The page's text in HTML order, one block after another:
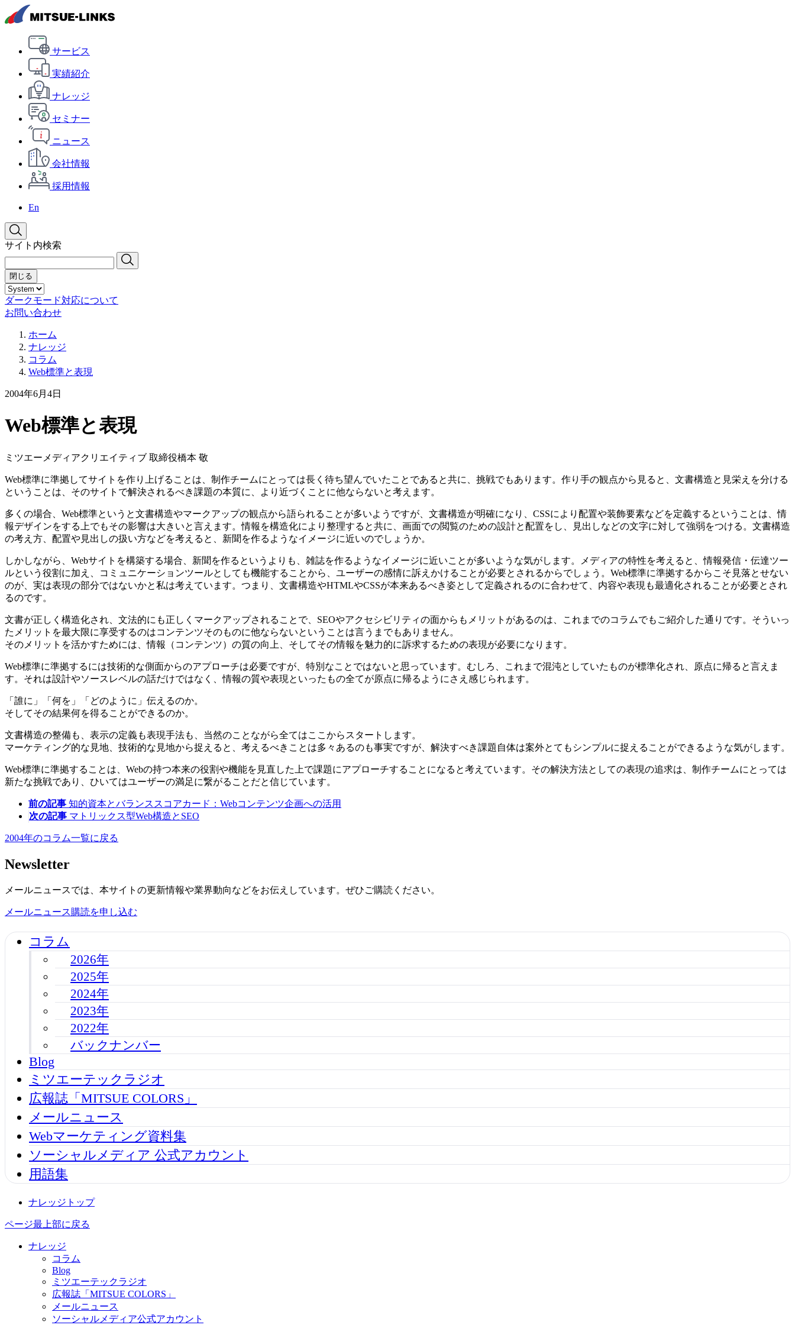
サービス
実績紹介
ナレッジ
セミナー
ニュース
会社情報
採用情報
En
サイト内検索
閉じる
ダークモード対応について
お問い合わせ
ホーム
ナレッジ
コラム
Web標準と表現
2004年6月4日
Web標準と表現
ミツエーメディアクリエイティブ 取締役橋本 敬
Web標準に準拠してサイトを作り上げることは、制作チームにとっては長く待ち望んでいたことであると共に、挑戦でもあります。作り手の観点から見ると、文書構造と見栄えを分ける
ということは、そのサイトで解決されるべき課題の本質に、より近づくことに他ならないと考えます。
多くの場合、Web標準というと文書構造やマークアップの観点から語られることが多いようですが、文書構造が明確になり、CSSにより配置や装飾要素などを定義するということは、情
報デザインをする上でもその影響は大きいと言えます。情報を構造化により整理すると共に、画面での閲覧のための設計と配置をし、見出しなどの文字に対して強弱をつける。文書構造
の考え方、配置や見出しの扱い方などを考えると、新聞を作るようなイメージに近いのでしょうか。
しかしながら、Webサイトを構築する場合、新聞を作るというよりも、雑誌を作るようなイメージに近いことが多いような気がします。メディアの特性を考えると、情報発信・伝達ツー
ルという役割に加え、コミュニケーションツールとしても機能することから、ユーザーの感情に訴えかけることが必要とされるからでしょう。Web標準に準拠するからこそ見落とせない
のが、実は表現の部分ではないかと私は考えています。つまり、文書構造やHTMLやCSSが本来あるべき姿として定義されるのに合わせて、内容や表現も最適化されることが必要とされ
るのです。
文書が正しく構造化され、文法的にも正しくマークアップされることで、SEOやアクセシビリティの面からもメリットがあるのは、これまでのコラムでもご紹介した通りです。そういっ
たメリットを最大限に享受するのはコンテンツそのものに他ならないということは言うまでもありません。
そのメリットを活かすためには、情報（コンテンツ）の質の向上、そしてその情報を魅力的に訴求するための表現が必要になります。
Web標準に準拠するには技術的な側面からのアプローチは必要ですが、特別なことではないと思っています。むしろ、これまで混沌としていたものが標準化され、原点に帰ると言えま
す。それは設計やソースレベルの話だけではなく、情報の質や表現といったもの全てが原点に帰るようにさえ感じられます。
「誰に」「何を」「どのように」伝えるのか。
そしてその結果何を得ることができるのか。
文書構造の整備も、表示の定義も表現手法も、当然のことながら全てはここからスタートします。
マーケティング的な見地、技術的な見地から捉えると、考えるべきことは多々あるのも事実ですが、解決すべき課題自体は案外とてもシンプルに捉えることができるような気がします。
Web標準に準拠することは、Webの持つ本来の役割や機能を見直した上で課題にアプローチすることになると考えています。その解決方法としての表現の追求は、制作チームにとっては
新たな挑戦であり、ひいてはユーザーの満足に繋がることだと信じています。
前の記事 知的資本とバランススコアカード：Webコンテンツ企画への活用
次の記事 マトリックス型Web構造とSEO
2004年のコラム一覧に戻る
Newsletter
メールニュースでは、本サイトの更新情報や業界動向などをお伝えしています。ぜひご購読ください。
メールニュース購読を申し込む
コラム
2026年
2025年
2024年
2023年
2022年
バックナンバー
Blog
ミツエーテックラジオ
広報誌「MITSUE COLORS」
メールニュース
Webマーケティング資料集
ソーシャルメディア 公式アカウント
用語集
ナレッジトップ
ページ最上部に戻る
ナレッジ
コラム
Blog
ミツエーテックラジオ
広報誌「MITSUE COLORS」
メールニュース
ソーシャルメディア公式アカウント